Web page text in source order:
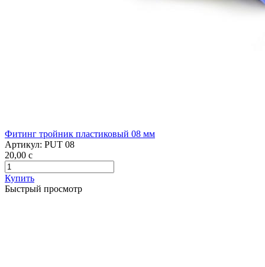
Фитинг тройник пластиковый 08 мм
Артикул: PUT 08
20,00 c
Купить
Быстрый просмотр